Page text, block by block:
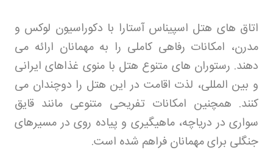
اتاق های هتل اسپیناس آستارا با دکوراسیون لوکس و
مدرن، امکانات رفاهی کاملی را به مهمانان ارائه می
دهند. رستوران های متنوع هتل با منوی غذاهای ایرانی
و بین المللی، لذت اقامت در این هتل را دوچندان می
کنند. همچنین امکانات تفریحی متنوعی مانند قایق
سواری در دریاچه، ماهیگیری و پیاده روی در مسیرهای
جنگلی برای مهمانان فراهم شده است.